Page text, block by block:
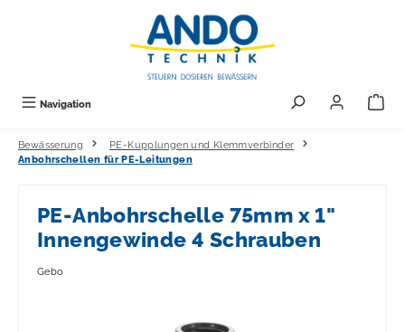
Navigation
Bewässerung
PE-Kupplungen und Klemmverbinder
Anbohrschellen für PE-Leitungen
PE-Anbohrschelle 75mm x 1"
Innengewinde 4 Schrauben
Gebo